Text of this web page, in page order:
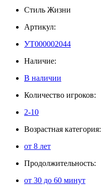
Стиль Жизни
Артикул:
УТ000002044
Наличие:
В наличии
Количество игроков:
2-10
Возрастная категория:
от 8 лет
Продолжительность:
от 30 до 60 минут